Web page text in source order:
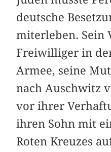
deutsche
miterleben. Sein
Freiwilliger in
Armee, seine
nach Auschwitz
vor ihrer
ihren Sohn mit
Roten Kreuzes